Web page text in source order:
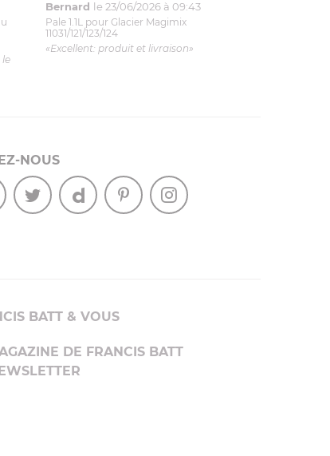
le
Bernard le 23/06/2026 à 09:43
Pale 1.1L pour Glacier Magimix
11031/121/123/124
«Excellent: produit et livraison»
NOUS
BATT & VOUS
DE FRANCIS BATT